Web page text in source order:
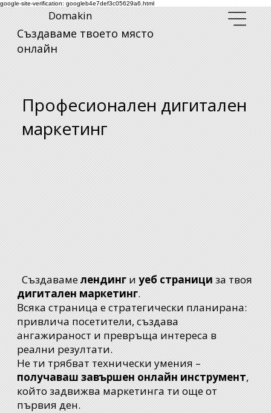
google-site-verification: googleb4e7def3c05629a6.html
Domakin
Създаваме твоето място
онлайн
Професионален дигитален
маркетинг
Създавамелендингиуеб странициза твоя
дигитален маркетинг.
Всяка страница е стратегически планирана:
привлича посетители, създава
ангажираност и превръща интереса в
реални резултати.
Не ти трябват технически умения –
получаваш завършен онлайн инструмент,
който задвижва маркетинга ти още от
първия ден.